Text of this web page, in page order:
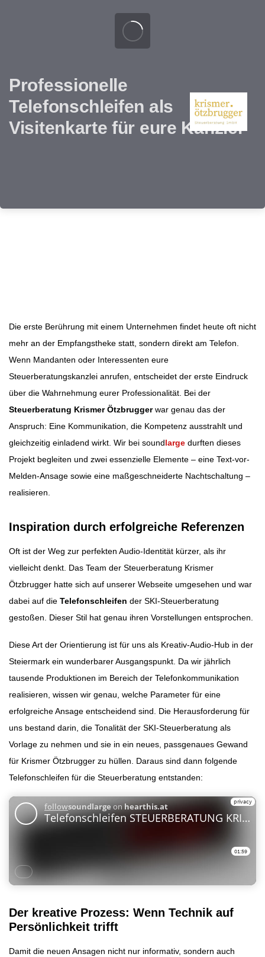
Professionelle
Telefonschleifen als
Visitenkarte für eure Kanzlei
Die erste Berührung mit einem Unternehmen findet heute oft nicht
mehr an der Empfangstheke statt, sondern direkt am Telefon.
Wenn Mandanten oder Interessenten eure
Steuerberatungskanzlei anrufen, entscheidet der erste Eindruck
über die Wahrnehmung eurer Professionalität. Bei der
Steuerberatung Krismer Ötzbruggerwar genau das der
Anspruch: Eine Kommunikation, die Kompetenz ausstrahlt und
gleichzeitig einladend wirkt. Wir bei soundlarge durften dieses
Projekt begleiten und zwei essenzielle Elemente – eine Text-vor-
Melden-Ansage sowie eine maßgeschneiderte Nachtschaltung –
realisieren.
Inspiration durch erfolgreiche Referenzen
Oft ist der Weg zur perfekten Audio-Identität kürzer, als ihr
vielleicht denkt. Das Team der Steuerberatung Krismer
Ötzbrugger hatte sich auf unserer Webseite umgesehen und war
dabei auf die Telefonschleifen der SKI-Steuerberatung
gestoßen. Dieser Stil hat genau ihren Vorstellungen entsprochen.
Diese Art der Orientierung ist für uns als Kreativ-Audio-Hub in der
Steiermark ein wunderbarer Ausgangspunkt. Da wir jährlich
tausende Produktionen im Bereich der Telefonkommunikation
realisieren, wissen wir genau, welche Parameter für eine
erfolgreiche Ansage entscheidend sind. Die Herausforderung für
uns bestand darin, die Tonalität der SKI-Steuerberatung als
Vorlage zu nehmen und sie in ein neues, passgenaues Gewand
für Krismer Ötzbrugger zu hüllen. Daraus sind dann folgende
Telefonschleifen für die Steuerberatung entstanden:
Der kreative Prozess: Wenn Technik auf
Persönlichkeit trifft
Damit die neuen Ansagen nicht nur informativ, sondern auch